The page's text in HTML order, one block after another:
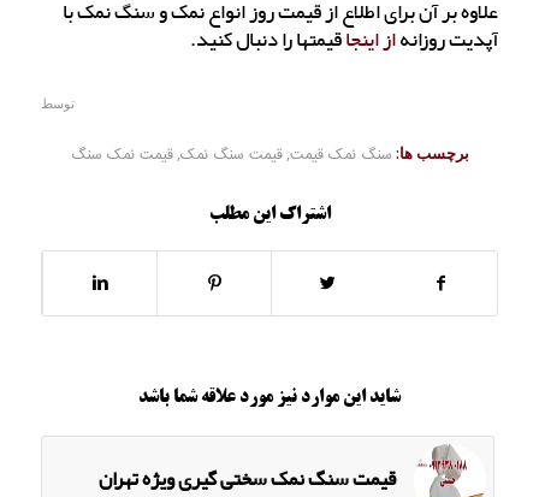
علاوه بر آن برای اطلاع از قیمت روز انواع نمک و سنگ نمک با
آپدیت روزانهاز اینجاقیمتها را دنبال کنید.
توسط
برچسب ها: سنگ نمک قیمت,قیمت سنگ نمک,قیمت نمک سنگ
اشتراک این مطلب
شاید این موارد نیز مورد علاقه شما باشد
قیمت سنگ نمک سختی گیری ویژه تهران